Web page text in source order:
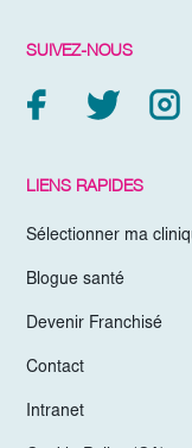
SUIVEZ-NOUS
LIENS RAPIDES
Sélectionner ma
Blogue santé
Devenir Franchisé
Contact
Intranet